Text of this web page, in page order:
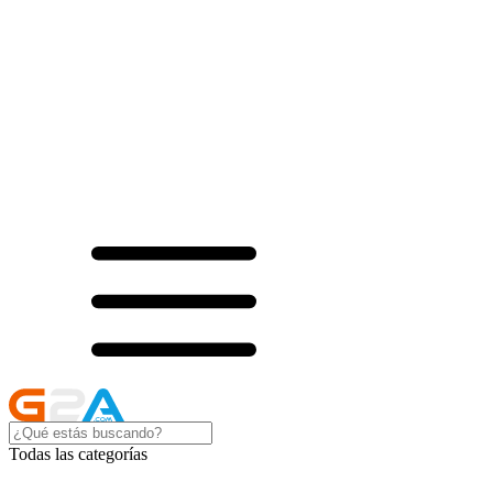
Todas las categorías